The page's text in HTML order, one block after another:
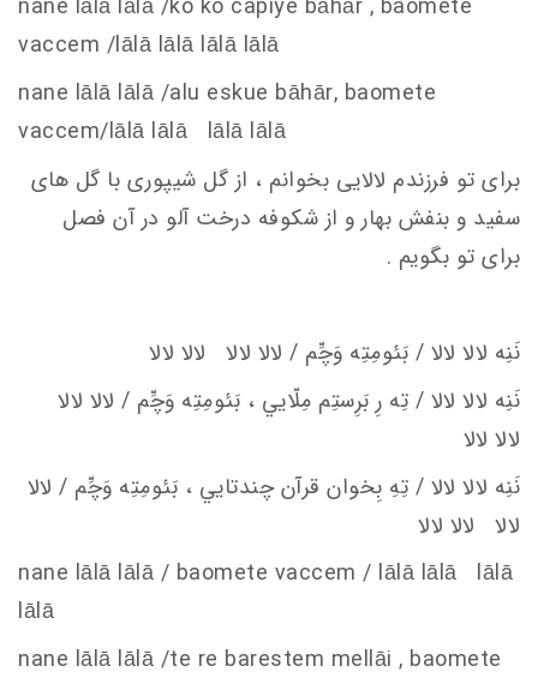
nane lālā lālā /ko ko capiye bāhār , baomete
vaccem /lālā lālā lālā lālā
nane lālā lālā /alu eskue bāhār, baomete
vaccem/lālā lālā lālā lālā
برای تو فرزندم لالایی بخوانم ، از گل شیپوری با گل های
سفید و بنفش بهار و از شکوفه درخت آلو در آن فصل
برای تو بگویم .
نَنِه لالا لالا / بَئومِتِه وَچِّم / لالا لالا لالا لالا
نَنِه لالا لالا / تِه رِ بَرِستِم مِلّايي ، بَئومِتِه وَچِّم / لالا لالا
لالا لالا
نَنِه لالا لالا / تِهِ بِخوان قرآن چندتايي ، بَئومِتِه وَچِّم / لالا
لالا لالا لالا
nane lālā lālā / baomete vaccem / lālā lālā lālā
lālā
nane lālā lālā /te re barestem mellāi , baomete